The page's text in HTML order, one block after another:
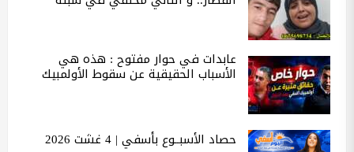
عابدات في حوار مفتوح : هذه هي
الأسباب الحقيقية عن سقوط الأولمبيك
حصاد الأسبــوع بأسفي | 4 غشت 2026